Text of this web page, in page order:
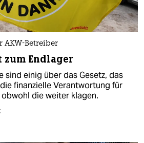
AKW-Betreiber
Endlager
sind einig über das Gesetz, das
finanzielle Verantwortung für
die weiter klagen.